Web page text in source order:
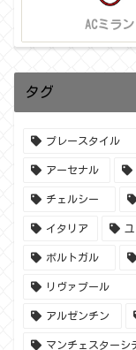
ACミラン
タグ
プレースタイル
アーセナル
チェルシー
イタリア
ポルトガル
リヴァプール
アルゼンチン
マンチェスターシ